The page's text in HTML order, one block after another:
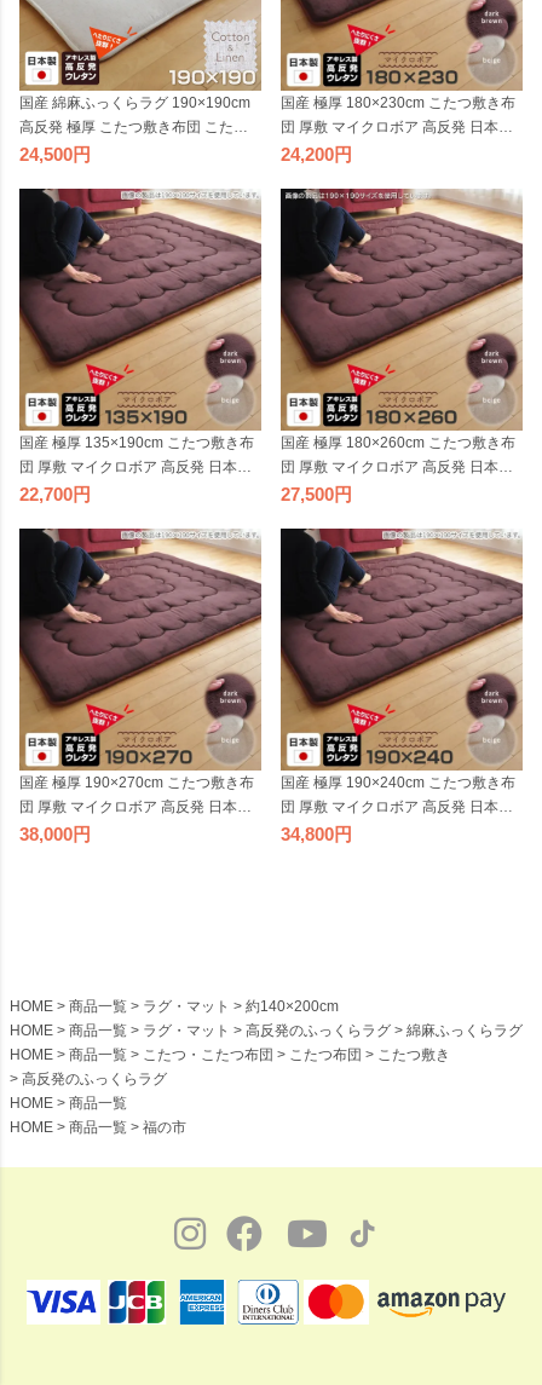
国産 綿麻ふっくらラグ 190×190cm
高反発 極厚 こたつ敷き布団 こたつ
敷布団 厚敷き 厚手 分厚い 春夏 秋冬
ビッグモリーズ
24,500
国産 極厚 180×230cm こたつ敷き布
団 厚敷 マイクロボア 高反発 日本製
こたつ 敷布団 厚敷き 厚手ラグ 分厚
ュ ブラウン 2306SS
24,200
国産 極厚 135×190cm こたつ敷き布
団 厚敷 マイクロボア 高反発 日本製
こたつ 敷布団 厚敷き 厚手ラグ 分厚
ークブラウン
22,700
国産 極厚 180×260cm こたつ敷き布
団 厚敷 マイクロボア 高反発 日本製
こたつ 敷布団 厚敷き 厚手ラグ 分厚
ュ ブラウン 2306SS
27,500
国産 極厚 190×270cm こたつ敷き布
団 厚敷 マイクロボア 高反発 日本製
こたつ 敷布団 厚敷き 厚手ラグ 分厚
38,000
国産 極厚 190×240cm こたつ敷き布
団 厚敷 マイクロボア 高反発 日本製
こたつ 敷布団 厚敷き 厚手ラグ 分厚
34,800
HOME 商品一覧 ラグ・マット
約140×200cm
HOME
商品一覧 ラグ・マット 高反発のふっくらラグ
綿麻ふっくらラグ
HOME
商品一覧 こたつ・こたつ布団 こたつ布団
こたつ敷き
高反発のふっくらラグ
HOME
商品一覧
HOME
商品一覧 福の市